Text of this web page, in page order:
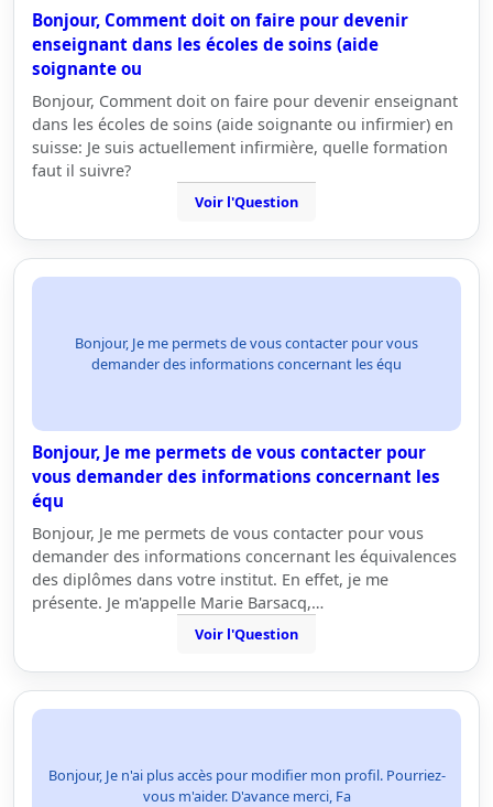
Bonjour, Comment doit on faire pour devenir
enseignant dans les écoles de soins (aide
soignante ou
Bonjour, Comment doit on faire pour devenir enseignant
dans les écoles de soins (aide soignante ou infirmier) en
suisse: Je suis actuellement infirmière, quelle formation
faut il suivre?
Voir l'Question
Bonjour, Je me permets de vous contacter pour vous
demander des informations concernant les équ
Bonjour, Je me permets de vous contacter pour
vous demander des informations concernant les
équ
Bonjour, Je me permets de vous contacter pour vous
demander des informations concernant les équivalences
des diplômes dans votre institut. En effet, je me
présente. Je m'appelle Marie Barsacq,…
Voir l'Question
Bonjour, Je n'ai plus accès pour modifier mon profil. Pourriez-
vous m'aider. D'avance merci, Fa